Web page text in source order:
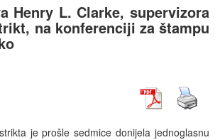
Henry L. Clarke, supervizora
na konferenciji za štampu
je prošle sedmice donijela jednoglasnu